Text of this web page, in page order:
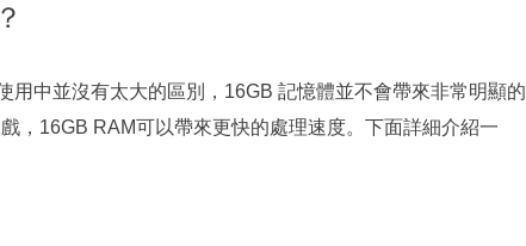
用中並沒有太大的區別，16GB 記憶體並不會帶來非常明顯的
，16GB RAM可以帶來更快的處理速度。下面詳細介紹一